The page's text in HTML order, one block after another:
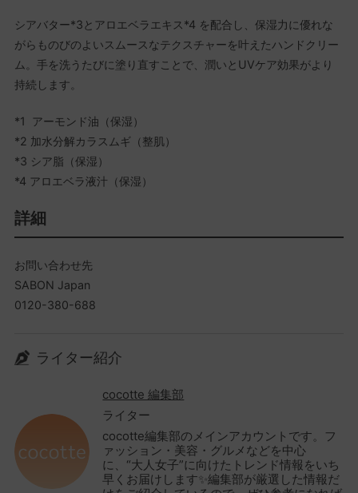
シアバター*3とアロエベラエキス*4 を配合し、保湿力に優れな
がらものびのよいスムースなテクスチャーを叶えたハンドクリー
ム。手を洗うたびに塗り直すことで、潤いとUVケア効果がより
持続します。
*1 アーモンド油（保湿）
*2 加水分解カラスムギ（整肌）
*3 シア脂（保湿）
*4 アロエベラ液汁（保湿）
詳細
お問い合わせ先
SABON Japan
0120-380-688
ライター紹介
cocotte 編集部
ライター
cocotte編集部のメインアカウントです。フ
ァッション・美容・グルメなどを中心
に、“大人女子”に向けたトレンド情報をいち
早くお届けします✨編集部が厳選した情報だ